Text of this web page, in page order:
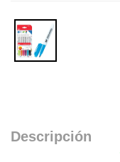
Descripción